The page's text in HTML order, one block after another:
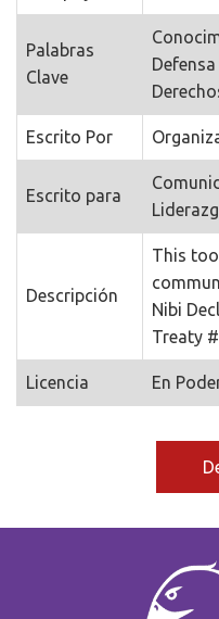
Palabras
Clave
Escrito Por
Escrito para
Descripción
This
Nibi
Treaty
Licencia En